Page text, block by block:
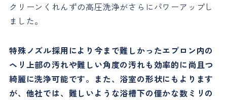
クリーンくれんずの高圧洗浄がさらにパワーアップし
ました。
特殊ノズル採用により今まで難しかったエプロン内の
ヘリ上部の汚れや難しい角度の汚れも効率的に尚且つ
綺麗に洗浄可能です。また、浴室の形状にもよります
が、他社では、難しいような浴槽下の僅かな数ミリの